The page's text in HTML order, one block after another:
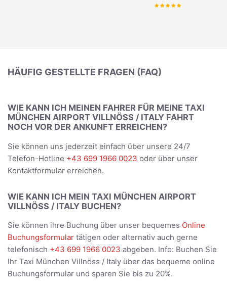
HÄUFIG GESTELLTE FRAGEN (FAQ)
WIE KANN ICH MEINEN FAHRER FÜR MEINE TAXI
MÜNCHEN AIRPORT VILLNÖSS / ITALY FAHRT
NOCH VOR DER ANKUNFT ERREICHEN?
Sie können uns jederzeit einfach über unsere 24/7
Telefon-Hotline +43 699 1966 0023 oder über unser
Kontaktformular erreichen.
WIE KANN ICH MEIN TAXI MÜNCHEN AIRPORT
VILLNÖSS / ITALY BUCHEN?
Sie können ihre Buchung über unser bequemes Online
Buchungsformular tätigen oder alternativ auch gerne
telefonisch +43 699 1966 0023 abgeben. Info: Buchen Sie
Ihr Taxi München Villnöss / Italy über das bequeme online
Buchungsformular und sparen Sie bis zu 20%.